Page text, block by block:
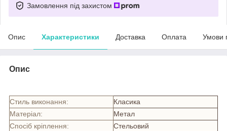
Замовлення під захистом
Опис Характеристики Доставка Оплата Умови
Опис
Стиль виконання:
Класика
Матеріал:
Метал
Спосіб кріплення:
Стельовий